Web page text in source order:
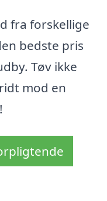
fra forskellige
bedste pris
Tøv ikke
mod en